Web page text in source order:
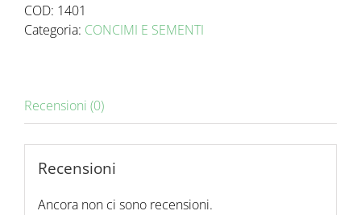
COD: 1401
Categoria: CONCIMI E SEMENTI
Recensioni (0)
Recensioni
Ancora non ci sono recensioni.